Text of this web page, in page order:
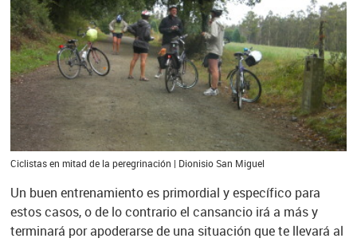
Ciclistas en mitad de la peregrinación | Dionisio San Miguel
Un buen entrenamiento es primordial y específico para
estos casos, o de lo contrario el cansancio irá a más y
terminará por apoderarse de una situación que te llevará al